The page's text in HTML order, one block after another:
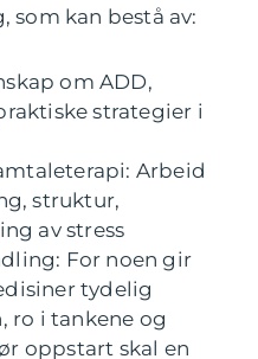
som kan bestå av:
om ADD,
strategier i
Arbeid
struktur,
av stress
For noen gir
tydelig
ro i tankene og
oppstart skal en